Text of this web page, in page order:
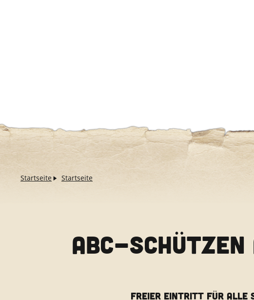
Startseite Startseite
ABC-SCHÜTZEN
FREIER EINTRITT FÜR ALLE